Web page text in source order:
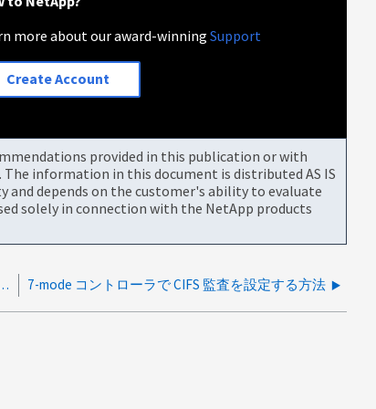
more about our award-winningSupport
Create Account
provided in this publication or with
information in this document is distributed AS IS
depends on the customer's ability to evaluate
solely in connection with the NetApp products
を使用したDCへの接続が切断される 7-mode コントローラで CIFS 監査を設定する方法